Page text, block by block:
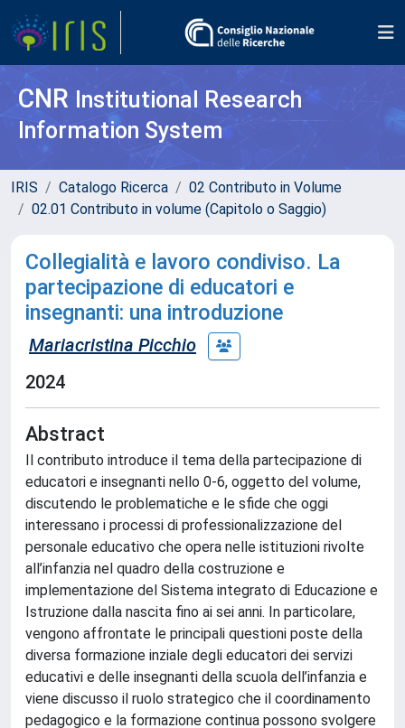
CNR Institutional Research
Information System
IRIS Catalogo Ricerca
02 Contributo in Volume
02.01 Contributo in volume (Capitolo o Saggio)
Collegialità e lavoro condiviso. La
partecipazione di educatori e
insegnanti: una introduzione
Mariacristina Picchio
2024
Abstract
Il contributo introduce il tema della partecipazione di
educatori e insegnanti nello 0-6, oggetto del volume,
discutendo le problematiche e le sfide che oggi
interessano i processi di professionalizzazione del
personale educativo che opera nelle istituzioni rivolte
all’infanzia nel quadro della costruzione e
implementazione del Sistema integrato di Educazione e
Istruzione dalla nascita fino ai sei anni. In particolare,
vengono affrontate le principali questioni poste della
diversa formazione inziale degli educatori dei servizi
educativi e delle insegnanti della scuola dell’infanzia e
viene discusso il ruolo strategico che il coordinamento
pedagogico e la formazione continua possono svolgere